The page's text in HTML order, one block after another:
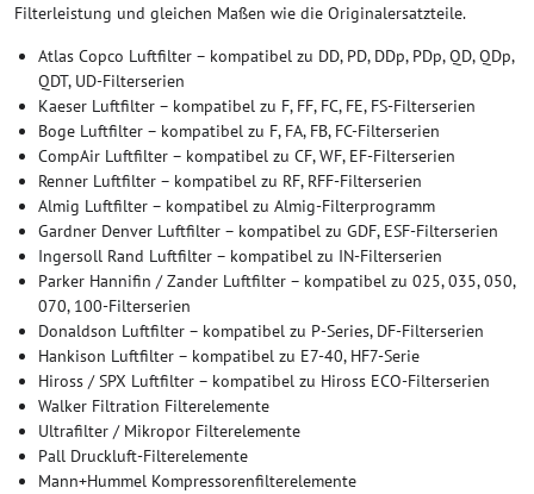
Filterleistung und gleichen Maßen wie die Originalersatzteile.
Atlas Copco Luftfilter – kompatibel zu DD, PD, DDp, PDp, QD, QDp,
QDT, UD-Filterserien
Kaeser Luftfilter – kompatibel zu F, FF, FC, FE, FS-Filterserien
Boge Luftfilter – kompatibel zu F, FA, FB, FC-Filterserien
CompAir Luftfilter – kompatibel zu CF, WF, EF-Filterserien
Renner Luftfilter – kompatibel zu RF, RFF-Filterserien
Almig Luftfilter – kompatibel zu Almig-Filterprogramm
Gardner Denver Luftfilter – kompatibel zu GDF, ESF-Filterserien
Ingersoll Rand Luftfilter – kompatibel zu IN-Filterserien
Parker Hannifin / Zander Luftfilter – kompatibel zu 025, 035, 050,
070, 100-Filterserien
Donaldson Luftfilter – kompatibel zu P-Series, DF-Filterserien
Hankison Luftfilter – kompatibel zu E7-40, HF7-Serie
Hiross / SPX Luftfilter – kompatibel zu Hiross ECO-Filterserien
Walker Filtration Filterelemente
Ultrafilter / Mikropor Filterelemente
Pall Druckluft-Filterelemente
Mann+Hummel Kompressorenfilterelemente